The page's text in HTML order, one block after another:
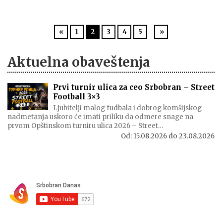
« 1 2 3 4 5 »
Aktuelna obaveštenja
Prvi turnir ulica za ceo Srbobran – Street
Football 3×3
Ljubitelji malog fudbala i dobrog komšijskog
nadmetanja uskoro će imati priliku da odmere snage na
prvom Opštinskom turniru ulica 2026 – Street…
Od: 15.08.2026 do 23.08.2026